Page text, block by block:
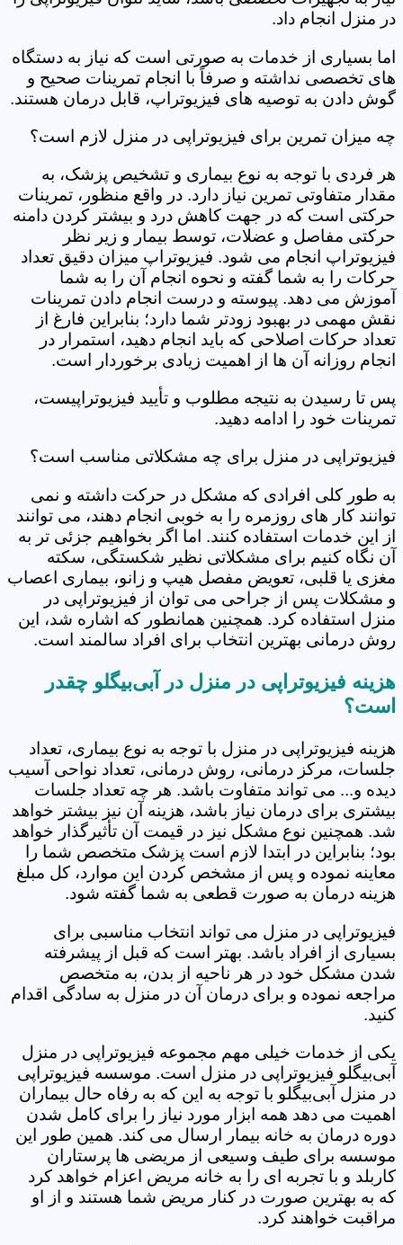
در منزل انجام داد.
اما بسیاری از خدمات به صورتی است که نیاز به دستگاه
های تخصصی نداشته و صرفاً با انجام تمرینات صحیح و
گوش دادن به توصیه های فیزیوتراپ، قابل درمان هستند.
چه میزان تمرین برای فیزیوتراپی در منزل لازم است؟
هر فردی با توجه به نوع بیماری و تشخیص پزشک، به
مقدار متفاوتی تمرین نیاز دارد. در واقع منظور، تمرینات
حرکتی است که در جهت کاهش درد و بیشتر کردن دامنه
حرکتی مفاصل و عضلات، توسط بیمار و زیر نظر
فیزیوتراپ انجام می شود. فیزیوتراپ میزان دقیق تعداد
حرکات را به شما گفته و نحوه انجام آن را به شما
آموزش می دهد. پیوسته و درست انجام دادن تمرینات
نقش مهمی در بهبود زودتر شما دارد؛ بنابراین فارغ از
تعداد حرکات اصلاحی که باید انجام دهید، استمرار در
انجام روزانه آن ها از اهمیت زیادی برخوردار است.
پس تا رسیدن به نتیجه مطلوب و تأیید فیزیوتراپیست،
تمرینات خود را ادامه دهید.
فیزیوتراپی در منزل برای چه مشکلاتی مناسب است؟
به طور کلی افرادی که مشکل در حرکت داشته و نمی
توانند کار های روزمره را به خوبی انجام دهند، می توانند
از این خدمات استفاده کنند. اما اگر بخواهیم جزئی تر به
آن نگاه کنیم برای مشکلاتی نظیر شکستگی، سکته
مغزی یا قلبی، تعویض مفصل هیپ و زانو، بیماری اعصاب
و مشکلات پس از جراحی می توان از فیزیوتراپی در
منزل استفاده کرد. همچنین همانطور که اشاره شد، این
روش درمانی بهترین انتخاب برای افراد سالمند است.
هزینه فیزیوتراپی در منزل در آبی‌بیگلو چقدر
است؟
هزینه فیزیوتراپی در منزل با توجه به نوع بیماری، تعداد
جلسات، مرکز درمانی، روش درمانی، تعداد نواحی آسیب
دیده و... می تواند متفاوت باشد. هر چه تعداد جلسات
بیشتری برای درمان نیاز باشد، هزینه آن نیز بیشتر خواهد
شد. همچنین نوع مشکل نیز در قیمت آن تأثیرگذار خواهد
بود؛ بنابراین در ابتدا لازم است پزشک متخصص شما را
معاینه نموده و پس از مشخص کردن این موارد، کل مبلغ
هزینه درمان به صورت قطعی به شما گفته شود.
فیزیوتراپی در منزل می تواند انتخاب مناسبی برای
بسیاری از افراد باشد. بهتر است که قبل از پیشرفته
شدن مشکل خود در هر ناحیه از بدن، به متخصص
مراجعه نموده و برای درمان آن در منزل به سادگی اقدام
کنید.
یکی از خدمات خیلی مهم مجموعه فیزیوتراپی در منزل
آبی‌بیگلو فیزیوتراپی در منزل است. موسسه فیزیوتراپی
در منزل آبی‌بیگلو با توجه به این که به رفاه حال بیماران
اهمیت می دهد همه ابزار مورد نیاز را برای کامل شدن
دوره درمان به خانه بیمار ارسال می کند. همین طور این
موسسه برای طیف وسیعی از مریضی ها پرستاران
کاربلد و با تجربه ای را به خانه مریض اعزام خواهد کرد
که به بهترین صورت در کنار مریض شما هستند و از او
مراقبت خواهند کرد.